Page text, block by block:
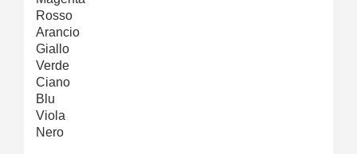
Rosso
Arancio
Giallo
Verde
Ciano
Blu
Viola
Nero